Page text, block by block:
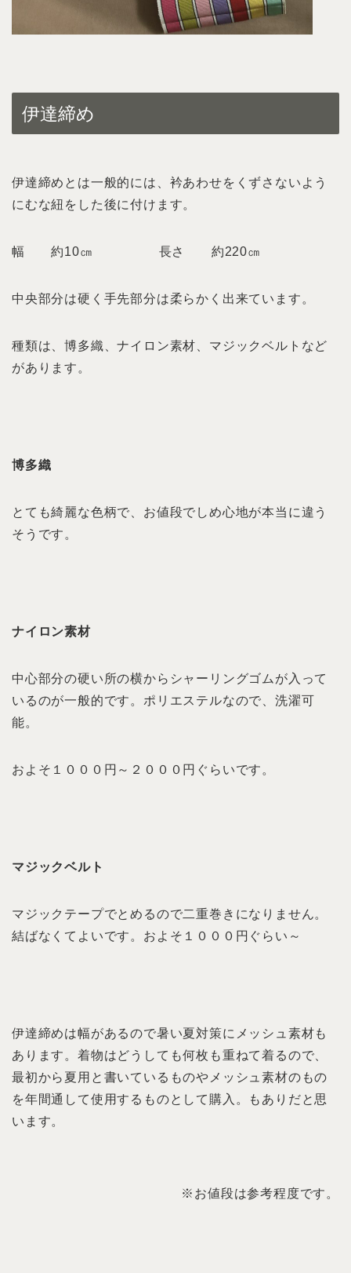
伊達締め
伊達締めとは一般的には、衿あわせをくずさないよう
にむな紐をした後に付けます。
幅 約10㎝ 長さ 約220㎝
中央部分は硬く手先部分は柔らかく出来ています。
種類は、博多織、ナイロン素材、マジックベルトなど
があります。
博多織
とても綺麗な色柄で、お値段でしめ心地が本当に違う
そうです。
ナイロン素材
中心部分の硬い所の横からシャーリングゴムが入って
いるのが一般的です。ポリエステルなので、洗濯可
能。
およそ１０００円～２０００円ぐらいです。
マジックベルト
マジックテープでとめるので二重巻きになりません。
結ばなくてよいです。およそ１０００円ぐらい～
伊達締めは幅があるので暑い夏対策にメッシュ素材も
あります。着物はどうしても何枚も重ねて着るので、
最初から夏用と書いているものやメッシュ素材のもの
を年間通して使用するものとして購入。もありだと思
います。
※お値段は参考程度です。